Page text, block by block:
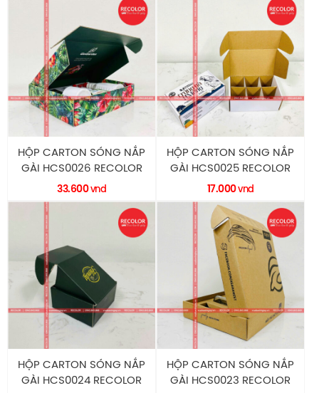
HỘP CARTON SÓNG NẮP
GÀI HCS0026 RECOLOR
33.600vnd
HỘP CARTON SÓNG NẮP
GÀI HCS0025 RECOLOR
17.000vnd
HỘP CARTON SÓNG NẮP
GÀI HCS0024 RECOLOR
HỘP CARTON SÓNG NẮP
GÀI HCS0023 RECOLOR